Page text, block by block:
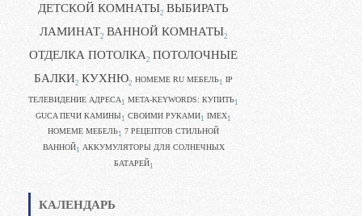
ДЕТСКОЙ КОМНАТЫ2 ВЫБИРАТЬ
ЛАМИНАТ2 ВАННОЙ КОМНАТЫ2
ОТДЕЛКА ПОТОЛКА2 ПОТОЛОЧНЫЕ
БАЛКИ2 КУХНЮ2 HOMEME RU МЕБЕЛЬ1 IP
ТЕЛЕВИДЕНИЕ АДРЕСА 1 META-KEYWORDS: КУПИТЬ1
GUCA ПЕЧИ КАМИНЫ1 CВОИМИ РУКАМИ1 IMEX1
HOMEME МЕБЕЛЬ1 7 РЕЦЕПТОВ СТИЛЬНОЙ
ВАННОЙ1 АККУМУЛЯТОРЫ ДЛЯ СОЛНЕЧНЫХ
БАТАРЕЙ1
КАЛЕНДАРЬ